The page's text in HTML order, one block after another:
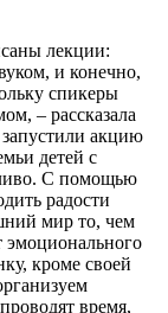
лекции:
и конечно,
спикеры
– рассказала
акцию
детей с
С помощью
радости
мир то, чем
эмоционального
кроме своей
время,